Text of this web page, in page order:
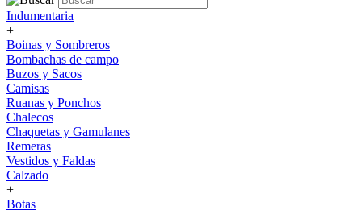
Indumentaria
+
Boinas y Sombreros
Bombachas de campo
Buzos y Sacos
Camisas
Ruanas y Ponchos
Chalecos
Chaquetas y Gamulanes
Remeras
Vestidos y Faldas
Calzado
+
Botas